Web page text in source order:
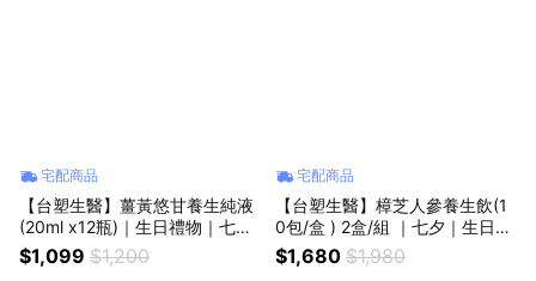
宅配商品
【台塑生醫】薑黃悠甘養生純液
(20ml x12瓶)｜生日禮物｜七夕
｜生日禮物｜獅子座｜父親節｜
勞動節｜保健｜女性｜好朋友｜
$1,099 $1,200
宅配商品
【台塑生醫】樟芝人參養生飲(1
0包/盒 ) 2盒/組 ｜七夕｜生日禮
物｜獅子座｜父親節｜保健｜女
性｜好朋友｜喜歡你｜暖心室友
$1,680 $1,980